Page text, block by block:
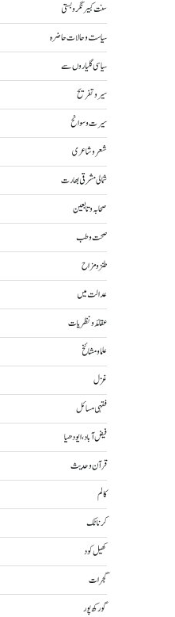
سنت کبیر نگر و بستی
سیاست و حالات حاضرہ
سیاسی گلیاروں سے
سیر و تفریح
سیرت و سوانح
شعر و شاعری
شمالی مشرقی بھارت
صحابہ و تابعین
صحت و طب
طنز و مزاح
عدالت میں
عقائد و نظریات
علما و مشائخ
غزل
فقہی مسائل
فیض آباد، ایودھیا
قرآن و حدیث
کالم
کرناٹک
کھیل کود
گجرات
گورکھ پور